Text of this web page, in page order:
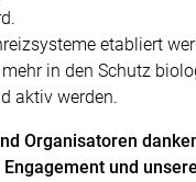
etabliert
in den Schutz
aktiv werden.
Organisatoren
und